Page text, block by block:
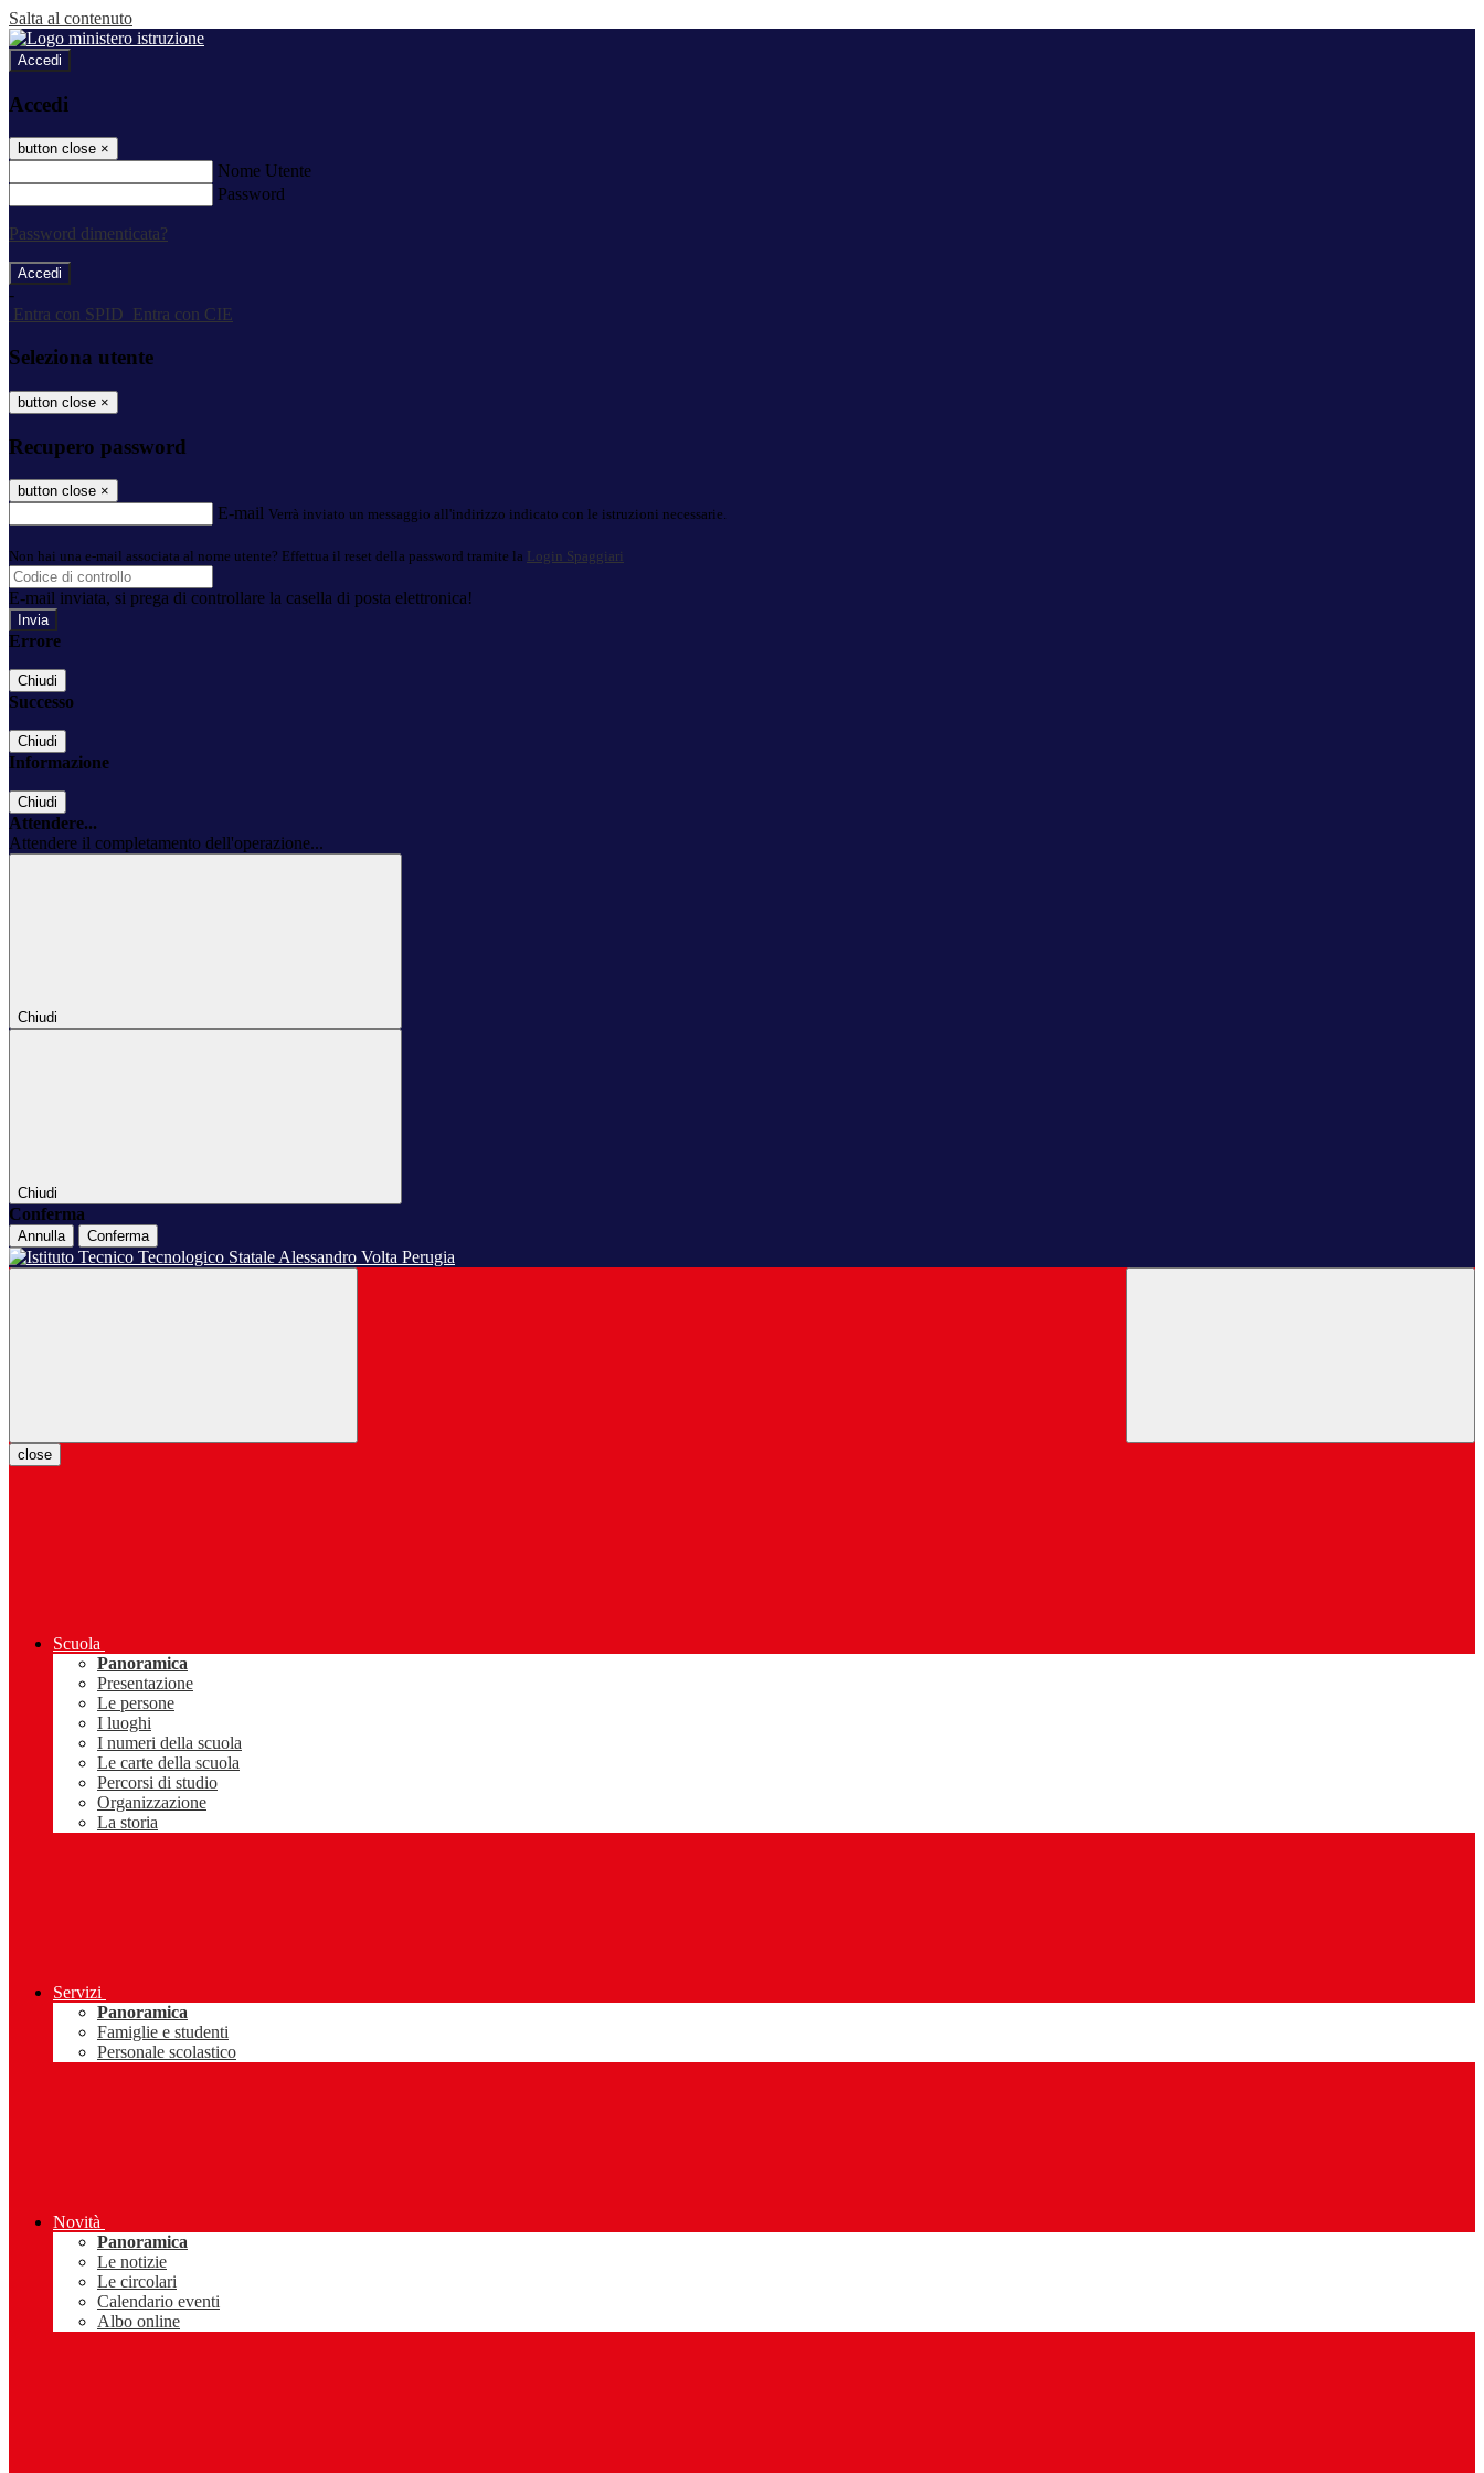
Salta al contenuto
Accedi
Accedi
button close ×
Nome Utente
Password
Password dimenticata?
-
Entra con SPID
Entra con CIE
Seleziona utente
button close ×
Recupero password
button close ×
E-mail Verrà inviato un messaggio all'indirizzo indicato con le istruzioni necessarie.
Non hai una e-mail associata al nome utente? Effettua il reset della password tramite la Login Spaggiari
E-mail inviata, si prega di controllare la casella di posta elettronica!
Errore
Chiudi
Successo
Chiudi
Informazione
Chiudi
Attendere...
Attendere il completamento dell'operazione...
Chiudi
Chiudi
Conferma
Annulla Conferma
close
Scuola
Panoramica
Presentazione
Le persone
I luoghi
I numeri della scuola
Le carte della scuola
Percorsi di studio
Organizzazione
La storia
Servizi
Panoramica
Famiglie e studenti
Personale scolastico
Novità
Panoramica
Le notizie
Le circolari
Calendario eventi
Albo online